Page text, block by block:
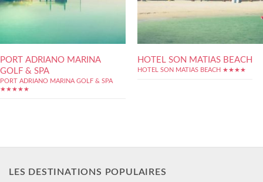
PORT ADRIANO MARINA
GOLF & SPA
PORT ADRIANO MARINA GOLF & SPA
★★★★★
HOTEL SON MATIAS BEACH
HOTEL SON MATIAS BEACH ★★★★
LES DESTINATIONS POPULAIRES